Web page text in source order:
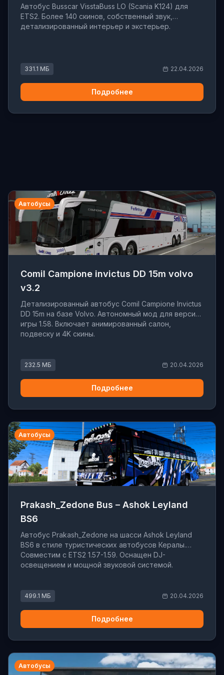
Автобус Busscar VisstaBuss LO (Scania K124) для
ETS2. Более 140 скинов, собственный звук,
детализированный интерьер и экстерьер.
331.1 МБ 22.04.2026
Подробнее
Автобусы
Comil Campione invictus DD 15m volvo
v3.2
Детализированный автобус Comil Campione Invictus
DD 15m на базе Volvo. Автономный мод для версии
игры 1.58. Включает анимированный салон,
подвеску и 4K скины.
232.5 МБ 20.04.2026
Подробнее
Автобусы
Prakash_Zedone Bus – Ashok Leyland
BS6
Автобус Prakash_Zedone на шасси Ashok Leyland
BS6 в стиле туристических автобусов Кералы.
Совместим с ETS2 1.57-1.59. Оснащен DJ-
освещением и мощной звуковой системой.
499.1 МБ 20.04.2026
Подробнее
Автобусы